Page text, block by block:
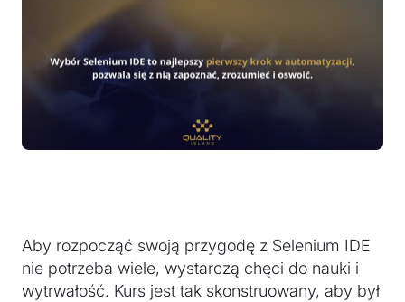
Aby rozpocząć swoją przygodę z Selenium IDE
nie potrzeba wiele, wystarczą chęci do nauki i
wytrwałość. Kurs jest tak skonstruowany, aby był